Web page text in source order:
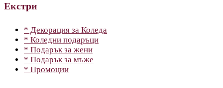
Екстри
* Декорация за Коледа
* Коледни подаръци
* Подарък за жени
* Подарък за мъже
* Промоции